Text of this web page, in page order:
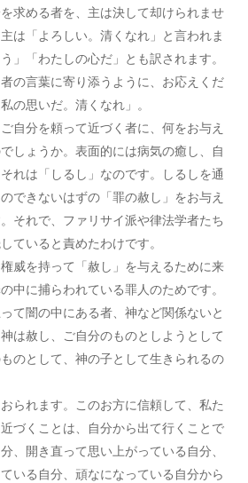
求める者を、主は決して却けられませ
は「よろしい。清くなれ」と言われま
」「わたしの心だ」とも訳されます。
の言葉に寄り添うように、お応えくだ
の思いだ。清くなれ」。
自分を頼って近づく者に、何をお与え
しょうか。表面的には病気の癒し、自
れは「しるし」なのです。しるしを通
できないはずの「罪の赦し」をお与え
それで、ファリサイ派や律法学者たち
ていると責めたわけです。
威を持って「赦し」を与えるために来
中に捕らわれている罪人のためです。
て闇の中にある者、神など関係ないと
は赦し、ご自分のものとしようとして
のとして、神の子として生きられるの
られます。このお方に信頼して、私た
づくことは、自分から出て行くことで
、開き直って思い上がっている自分、
いる自分、頑なになっている自分から